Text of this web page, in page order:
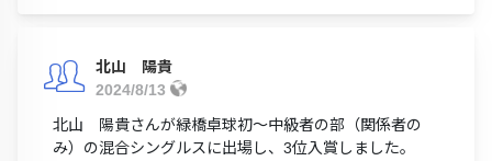
北山 陽貴
2024/8/13
北山 陽貴さんが緑橋卓球初〜中級者の部（関係者の
み）の混合シングルスに出場し、3位入賞しました。